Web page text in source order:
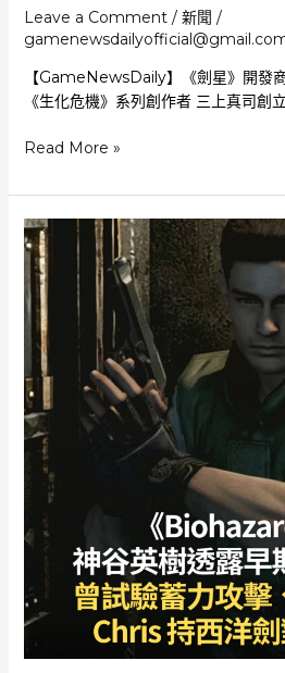
Leave a Comment / 新聞 /
【GameNewsDaily】《劍星》開發
《生化危機》系列創作者 三上真司創
金
泰
與
三
上
真
司
作
Shift
Up
收
工
室
Unbound
方
聯
手
Read More »